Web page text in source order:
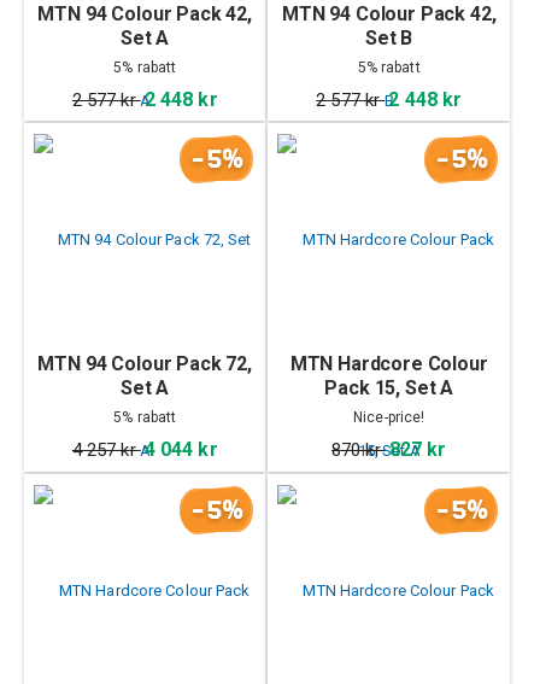
MTN 94 Colour Pack 42,
Set A
5% rabatt
2 577 kr2 448 kr
MTN 94 Colour Pack 42,
Set B
5% rabatt
2 577 kr2 448 kr
-5%
MTN 94 Colour Pack 72,
Set A
5% rabatt
4 257 kr4 044 kr
-5%
MTN Hardcore Colour
Pack 15, Set A
Nice-price!
870 kr827 kr
-5% -5%